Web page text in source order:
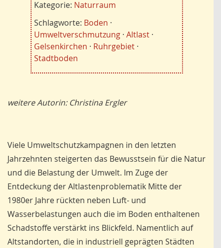
Kategorie: Naturraum
Schlagworte: Boden ·
Umweltverschmutzung· Altlast·
Gelsenkirchen · Ruhrgebiet·
Stadtboden
weitere Autorin: Christina Ergler
Viele Umweltschutzkampagnen in den letzten
Jahrzehnten steigerten das Bewusstsein für die Natur
und die Belastung der Umwelt. Im Zuge der
Entdeckung der Altlastenproblematik Mitte der
1980er Jahre rückten neben Luft- und
Wasserbelastungen auch die im Boden enthaltenen
Schadstoffe verstärkt ins Blickfeld. Namentlich auf
Altstandorten, die in industriell geprägten Städten